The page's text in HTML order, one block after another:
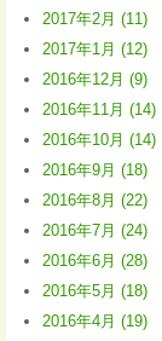
2017年2月 (11)
2017年1月 (12)
2016年12月 (9)
2016年11月 (14)
2016年10月 (14)
2016年9月 (18)
2016年8月 (22)
2016年7月 (24)
2016年6月 (28)
2016年5月 (18)
2016年4月 (19)